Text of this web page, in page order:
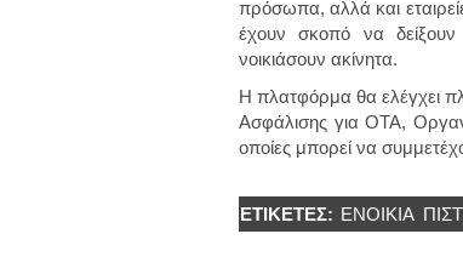
πρόσωπα, αλλά και
έχουν σκοπό να δείξουν
νοικιάσουν ακίνητα.
Η πλατφόρμα θα ελέγχει
Ασφάλισης για ΟΤΑ,
οποίες μπορεί να
ΕΤΙΚΈΤΕΣ: ΕΝΟΙΚΙΑ